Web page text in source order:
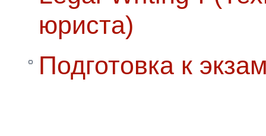
юриста)
Подготовка к